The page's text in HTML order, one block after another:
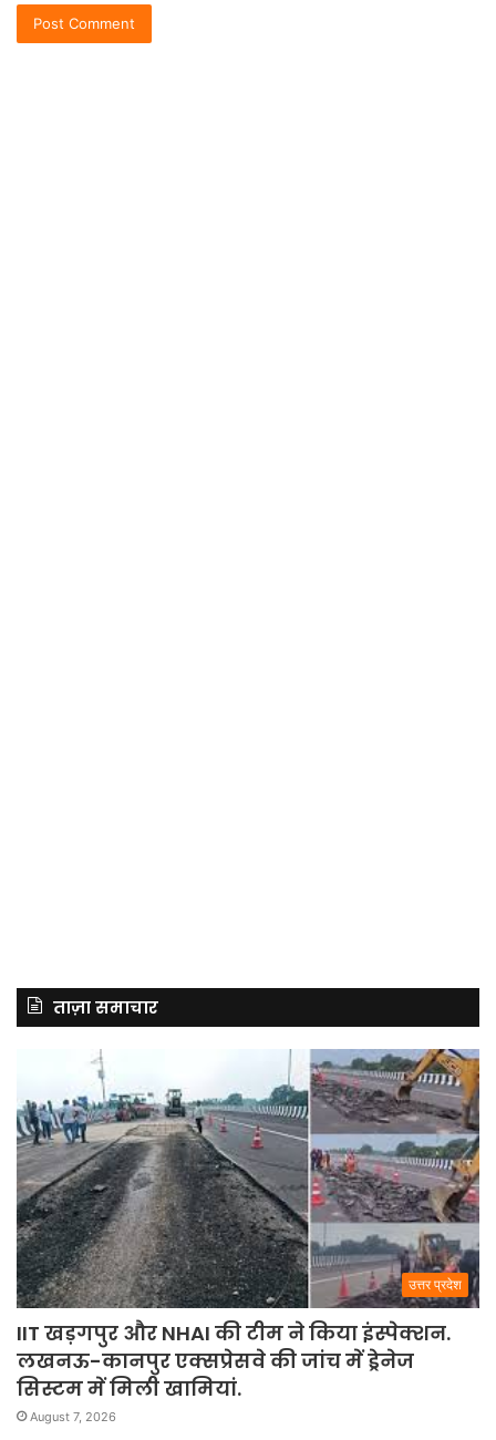
ताज़ा समाचार
उत्तर प्रदेश
IIT खड़गपुर और NHAI की टीम ने किया इंस्पेक्शन.
लखनऊ-कानपुर एक्सप्रेसवे की जांच में ड्रेनेज
सिस्टम में मिली खामियां.
August 7, 2026